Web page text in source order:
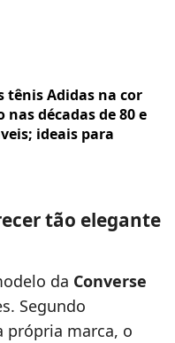
tênis Adidas na cor
décadas de 80 e
ideais para
tão elegante
da Converse
Segundo
própria marca, o